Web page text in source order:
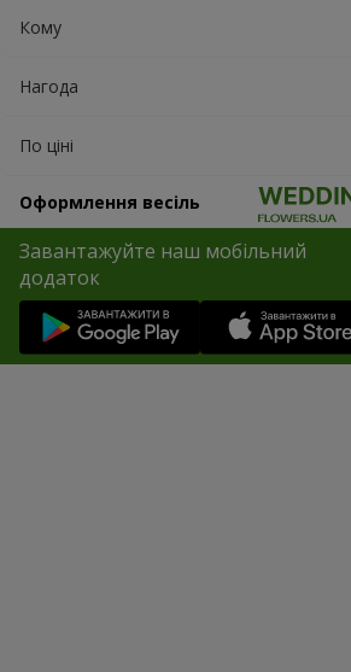
Кому
Нагода
По ціні
Оформлення весіль
Завантажуйте наш мобільний
додаток